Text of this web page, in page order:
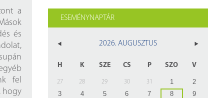
a
és
fel
hogy
ESEMÉNYNAPTÁR
2026. AUGUSZTUS
H K SZE CS P SZO V
27 28 29 30 31 1
2
3
4 5 6 7 8
9